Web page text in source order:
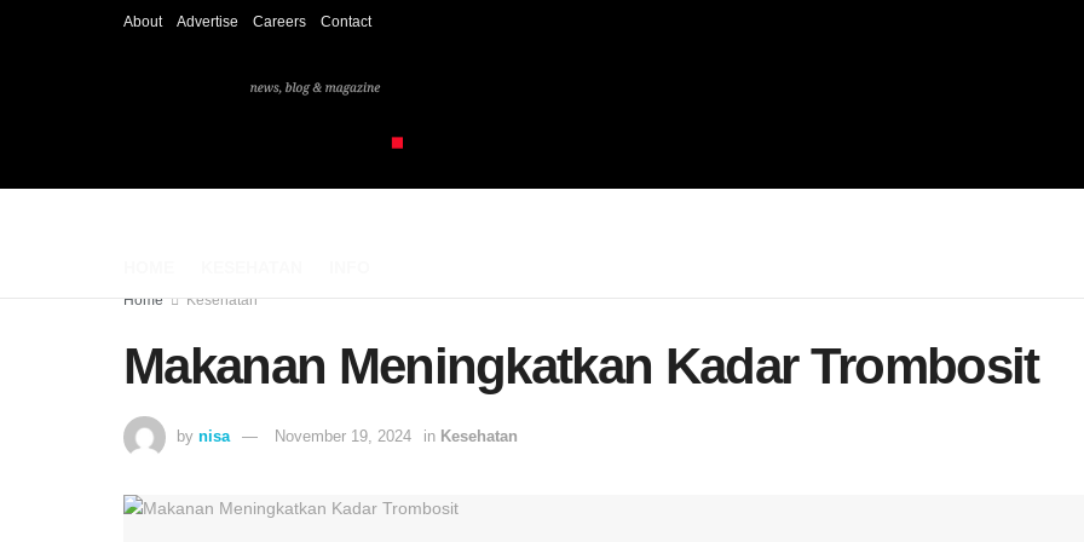
About Advertise Careers Contact
Home Kesehatan
Makanan Meningkatkan Kadar Trombosit
by nisa November 19, 2024 in Kesehatan